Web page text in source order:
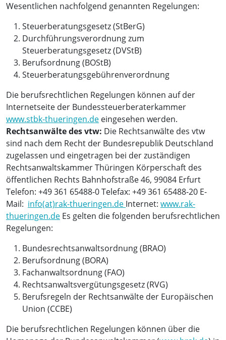
Wesentlichen nachfolgend genannten Regelungen:
Steuerberatungsgesetz (StBerG)
Durchführungsverordnung zum
Steuerberatungsgesetz (DVStB)
Berufsordnung (BOStB)
Steuerberatungsgebührenverordnung
Die berufsrechtlichen Regelungen können auf der
Internetseite der Bundessteuerberaterkammer
www.stbk-thueringen.de eingesehen werden.
Rechtsanwälte des vtw: Die Rechtsanwälte des vtw
sind nach dem Recht der Bundesrepublik Deutschland
zugelassen und eingetragen bei der zuständigen
Rechtsanwaltskammer Thüringen Körperschaft des
öffentlichen Rechts Bahnhofstraße 46, 99084 Erfurt
Telefon: +49 361 65488-0 Telefax: +49 361 65488-20 E-
Mail: info(at)rak-thueringen.de Internet: www.rak-
thueringen.de Es gelten die folgenden berufsrechtlichen
Regelungen:
Bundesrechtsanwaltsordnung (BRAO)
Berufsordnung (BORA)
Fachanwaltsordnung (FAO)
Rechtsanwaltsvergütungsgesetz (RVG)
Berufsregeln der Rechtsanwälte der Europäischen
Union (CCBE)
Die berufsrechtlichen Regelungen können über die